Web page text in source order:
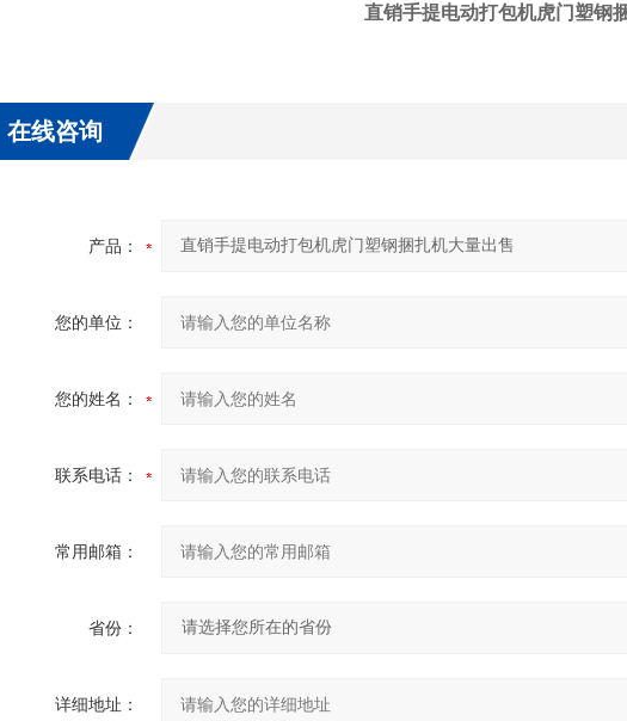
直销手提电动打包机虎门塑钢
在线咨询
产品：
您的单位：
您的姓名：
联系电话：
常用邮箱：
省份：
详细地址：